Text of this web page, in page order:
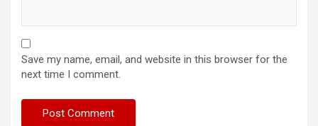
Save my name, email, and website in this browser for the
next time I comment.